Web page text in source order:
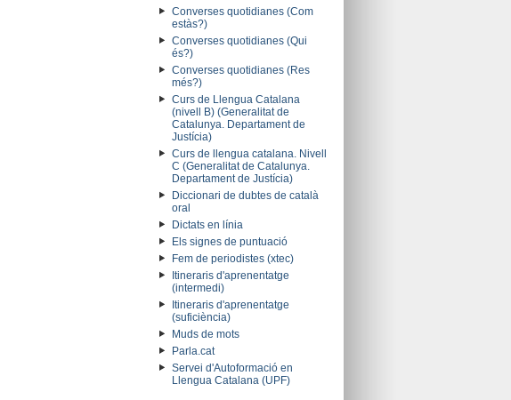
Converses quotidianes (Com
estàs?)
Converses quotidianes (Qui
és?)
Converses quotidianes (Res
més?)
Curs de Llengua Catalana
(nivell B) (Generalitat de
Catalunya. Departament de
Justícia)
Curs de llengua catalana. Nivell
C (Generalitat de Catalunya.
Departament de Justícia)
Diccionari de dubtes de català
oral
Dictats en línia
Els signes de puntuació
Fem de periodistes (xtec)
Itineraris d'aprenentatge
(intermedi)
Itineraris d'aprenentatge
(suficiència)
Muds de mots
Parla.cat
Servei d'Autoformació en
Llengua Catalana (UPF)